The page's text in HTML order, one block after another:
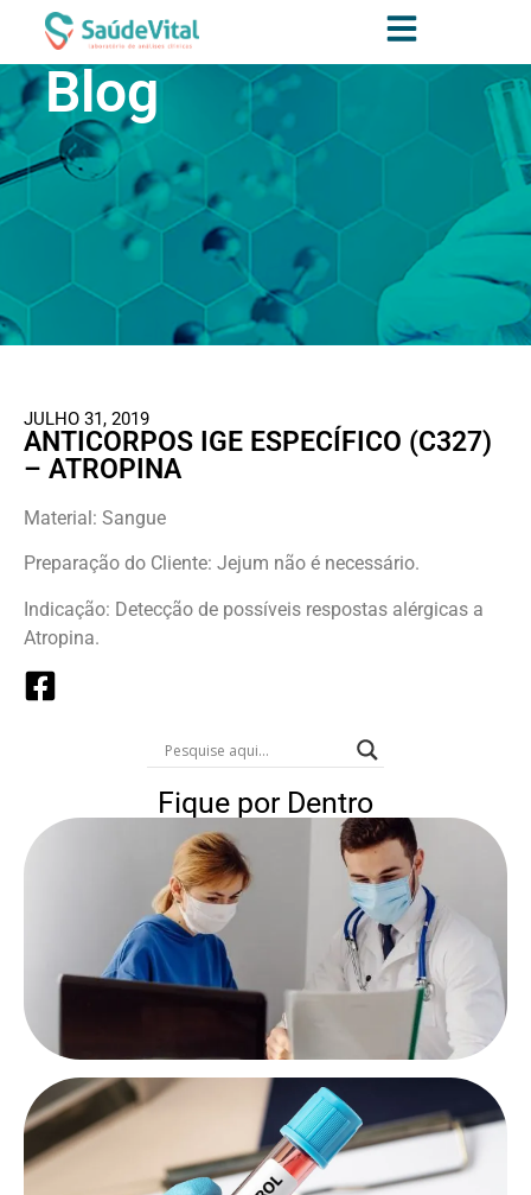
Blog
JULHO 31, 2019
ANTICORPOS IGE ESPECÍFICO (C327)
– ATROPINA
Material: Sangue
Preparação do Cliente: Jejum não é necessário.
Indicação: Detecção de possíveis respostas alérgicas a
Atropina.
Fique por Dentro